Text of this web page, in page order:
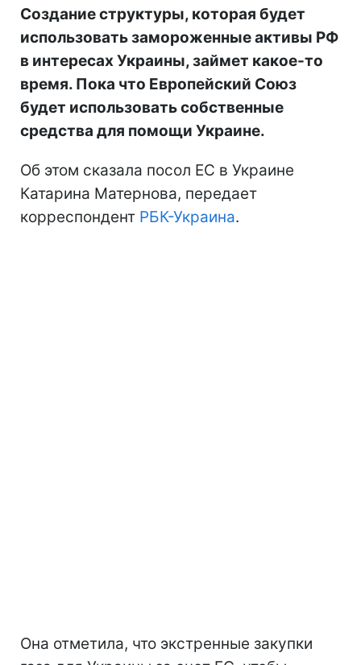
Создание структуры, которая будет
использовать замороженные активы РФ
в интересах Украины, займет какое-то
время. Пока что Европейский Союз
будет использовать собственные
средства для помощи Украине.
Об этом сказала посол ЕС в Украине
Катарина Матернова, передает
корреспондент РБК-Украина.
Она отметила, что экстренные закупки